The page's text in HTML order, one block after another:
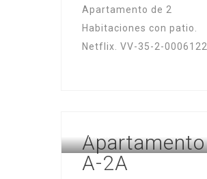
Apartamento de 2
Habitaciones con patio.
Netflix. VV-35-2-0006122
CANARIAS
Apartamento
A-2A